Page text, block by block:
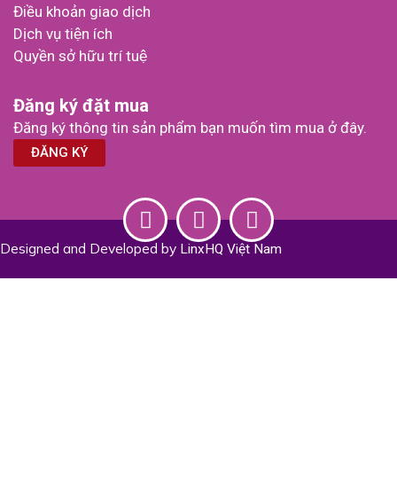
Điều khoản giao dịch
Dịch vụ tiện ích
Quyền sở hữu trí tuệ
Đăng ký đặt mua
Đăng ký thông tin sản phẩm bạn muốn tìm mua ở đây.
ĐĂNG KÝ
L
i
n
Y
o
u
I
n
s
Designed and Developed by LinxHQ Việt Nam